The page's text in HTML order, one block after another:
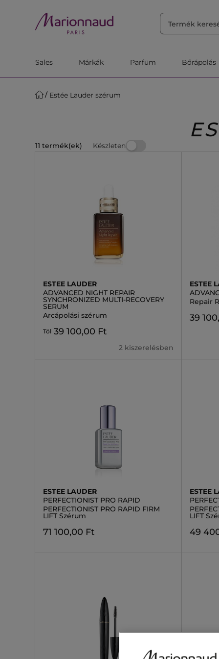
Sales Márkák Parfüm Bőrápolás
Estée Lauder szérum
11 termék(ek) Készleten
ESTEE LAUDER
ADVANCED NIGHT REPAIR
SYNCHRONIZED MULTI-RECOVERY
SERUM
Arcápolási szérum
Tól 39 100,00 Ft
2 kiszerelésben
ESTEE
Repair
39
ESTEE LAUDER
PERFECTIONIST PRO RAPID
PERFECTIONIST PRO RAPID FIRM
LIFT Szérum
71 100,00 Ft
ESTEE
LIFT
49